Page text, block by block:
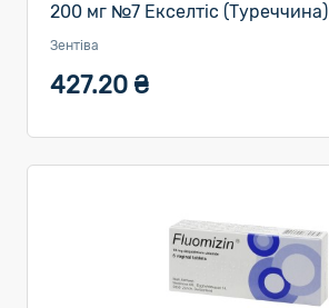
200 мг №7 Екселтіс (Туреччина)
Зентіва
427.20 ₴